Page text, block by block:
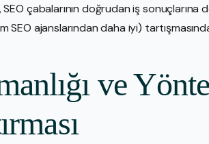
çabalarının doğrudan iş sonuçlarına
ajanslarından daha iyi) tartışmasında
ve